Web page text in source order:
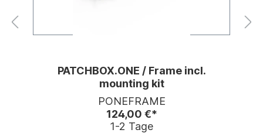
PATCHBOX.ONE / Frame incl.
mounting kit
PONEFRAME
124,00 €*
1-2 Tage